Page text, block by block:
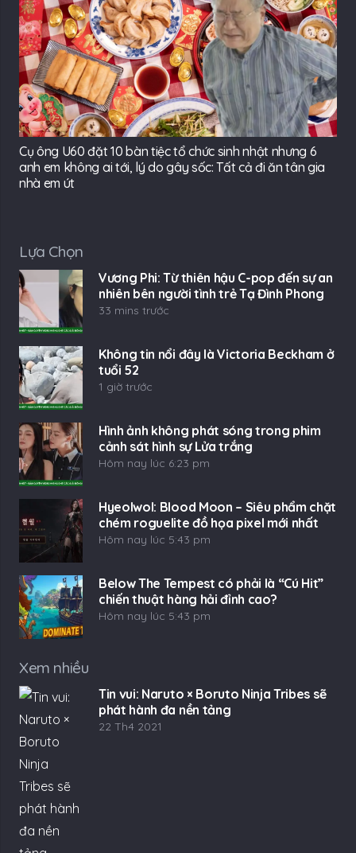
Cụ ông U60 đặt 10 bàn tiệc tổ chức sinh nhật nhưng 6
anh em không ai tới, lý do gây sốc: Tất cả đi ăn tân gia
nhà em út
Lựa Chọn
Vương Phi: Từ thiên hậu C-pop đến sự an
nhiên bên người tình trẻ Tạ Đình Phong
33 mins trước
Không tin nổi đây là Victoria Beckham ở
tuổi 52
1 giờ trước
Hình ảnh không phát sóng trong phim
cảnh sát hình sự Lửa trắng
Hôm nay lúc 6:23 pm
Hyeolwol: Blood Moon – Siêu phẩm chặt
chém roguelite đồ họa pixel mới nhất
Hôm nay lúc 5:43 pm
Below The Tempest có phải là “Cú Hit”
chiến thuật hàng hải đỉnh cao?
Hôm nay lúc 5:43 pm
Xem nhiều
Tin vui: Naruto × Boruto Ninja Tribes sẽ
phát hành đa nền tảng
22 Th4 2021